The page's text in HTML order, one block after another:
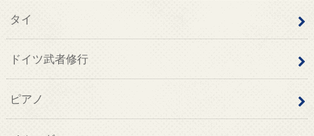
タイ
ドイツ武者修行
ピアノ